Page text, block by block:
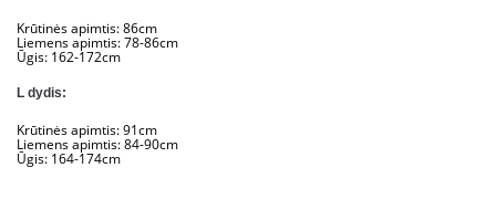
Krūtinės apimtis: 86cm
Liemens apimtis: 78-86cm
Ūgis: 162-172cm
L dydis:
Krūtinės apimtis: 91cm
Liemens apimtis: 84-90cm
Ūgis: 164-174cm